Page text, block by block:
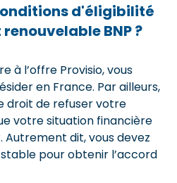
d'éligibilité
BNP?
à l’offre Provisio, vous
en France. Par ailleurs,
droit de refuser votre
votre situation financière
dit, vous devez
pour obtenir l’accord